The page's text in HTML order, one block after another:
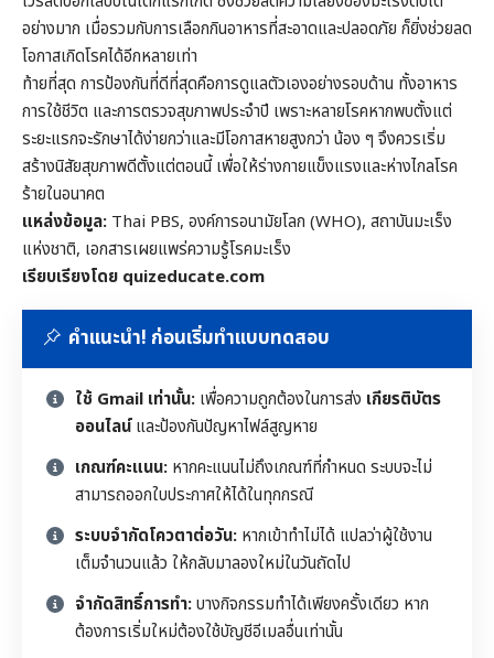
อย่างมาก เมื่อรวมกับการเลือกกินอาหารที่สะอาดและปลอดภัย ก็ยิ่งช่วยลด
โอกาสเกิดโรคได้อีกหลายเท่า
ท้ายที่สุด การป้องกันที่ดีที่สุดคือการดูแลตัวเองอย่างรอบด้าน ทั้งอาหาร
การใช้ชีวิต และการตรวจสุขภาพประจำปี เพราะหลายโรคหากพบตั้งแต่
ระยะแรกจะรักษาได้ง่ายกว่าและมีโอกาสหายสูงกว่า น้อง ๆ จึงควรเริ่ม
สร้างนิสัยสุขภาพดีตั้งแต่ตอนนี้ เพื่อให้ร่างกายแข็งแรงและห่างไกลโรค
ร้ายในอนาคต
แหล่งข้อมูล: Thai PBS, องค์การอนามัยโลก (WHO), สถาบันมะเร็ง
แห่งชาติ, เอกสารเผยแพร่ความรู้โรคมะเร็ง
เรียบเรียงโดย quizeducate.com
คำแนะนำ! ก่อนเริ่มทำแบบทดสอบ
ใช้ Gmail เท่านั้น: เพื่อความถูกต้องในการส่ง เกียรติบัตร
ออนไลน์และป้องกันปัญหาไฟล์สูญหาย
เกณฑ์คะแนน: หากคะแนนไม่ถึงเกณฑ์ที่กำหนด ระบบจะไม่
สามารถออกใบประกาศให้ได้ในทุกกรณี
ระบบจำกัดโควตาต่อวัน: หากเข้าทำไม่ได้ แปลว่าผู้ใช้งาน
เต็มจำนวนแล้ว ให้กลับมาลองใหม่ในวันถัดไป
จำกัดสิทธิ์การทำ:บางกิจกรรมทำได้เพียงครั้งเดียว หาก
ต้องการเริ่มใหม่ต้องใช้บัญชีอีเมลอื่นเท่านั้น